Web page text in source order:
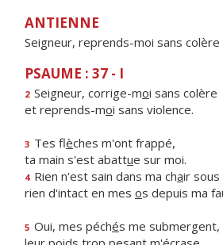
ANTIENNE
Seigneur, reprends-moi sans colère
PSAUME : 37 - I
2 Seigneur, corrige-moi sans colère
et reprends-moi sans violence.
3 Tes flèches m'ont frappé,
ta main s'est abattue sur moi.
4 Rien n'est sain dans ma chair
rien d'intact en mes os depuis ma
5 Oui, mes péchés me submergent,